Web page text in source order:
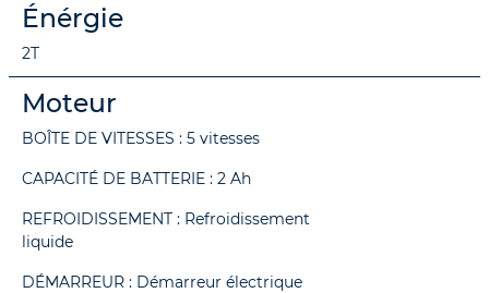
Énérgie
2T
Moteur
BOÎTE DE VITESSES : 5 vitesses
CAPACITÉ DE BATTERIE : 2 Ah
REFROIDISSEMENT : Refroidissement
liquide
DÉMARREUR : Démarreur électrique